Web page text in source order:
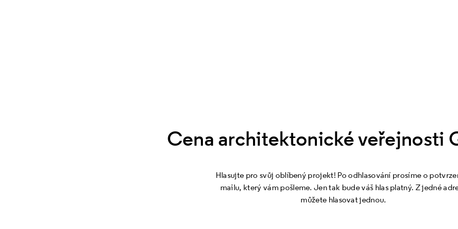
Cena architektonické veřejnosti
Hlasujte pro svůj oblíbený projekt! Po odhlasování prosíme o
mailu, který vám pošleme. Jen tak bude váš hlas platný. Z jedné
můžete hlasovat jednou.